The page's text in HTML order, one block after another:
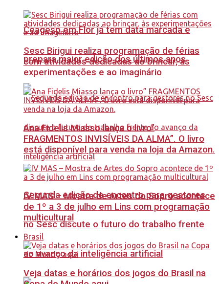
Ceagesp em Flor já tem data marcada e
prepara maior edição dos últimos anos
Segunda edição de encontro para gestores
no Sesc discute o futuro do trabalho frente
ao avanço da inteligência artificial
Sesc Birigui realiza programação de férias
com atividades dedicadas ao brincar, às
experimentações e ao imaginário
Ana Fidelis Miasso lança o livro”
FRAGMENTOS INVISÍVEIS DA ALMA”. O livro
está disponível para venda na loja da Amazon.
IV MAS – Mostra de Artes do Sopro acontece
de 1º a 3 de julho em Lins com programação
multicultural
Brasil
Veja datas e horários dos jogos do Brasil na